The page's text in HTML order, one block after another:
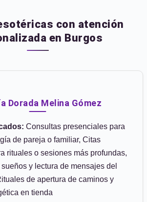
con atención
en Burgos
Dorada Melina Gómez
Consultas presenciales para
de pareja o familiar, Citas
rituales o sesiones más profundas,
sueños y lectura de mensajes del
de apertura de caminos y
en tienda